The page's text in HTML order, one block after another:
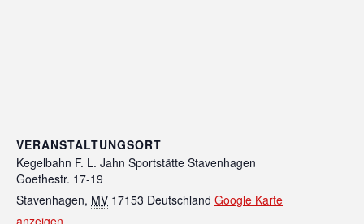
VERANSTALTUNGSORT
Kegelbahn F. L. Jahn Sportstätte Stavenhagen
Goethestr. 17-19
Stavenhagen, MV 17153 Deutschland Google Karte